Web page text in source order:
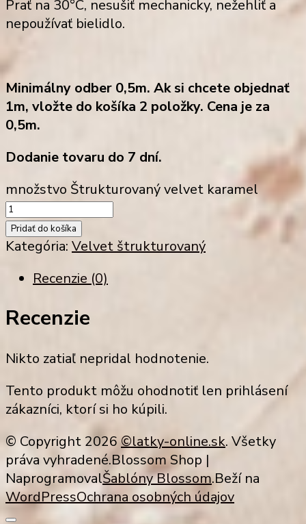
Prať na 30°C, nesušiť mechanicky, nežehliť a
nepoužívať bielidlo.
Minimálny odber 0,5m. Ak si chcete objednať
1m, vložte do košíka 2 položky. Cena je za
0,5m.
Dodanie tovaru do 7 dní.
množstvo Štrukturovaný velvet karamel
Pridať do košíka
Kategória: Velvet štrukturovaný
Recenzie (0)
Recenzie
Nikto zatiaľ nepridal hodnotenie.
Tento produkt môžu ohodnotiť len prihlásení
zákazníci, ktorí si ho kúpili.
© Copyright 2026 ©latky-online.sk. Všetky
práva vyhradené.Blossom Shop |
NaprogramovalŠablóny Blossom.Beží na
WordPressOchrana osobných údajov